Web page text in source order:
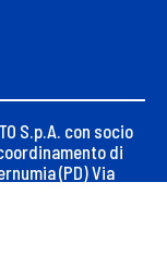
S.p.A. con socio
di
(PD) Via